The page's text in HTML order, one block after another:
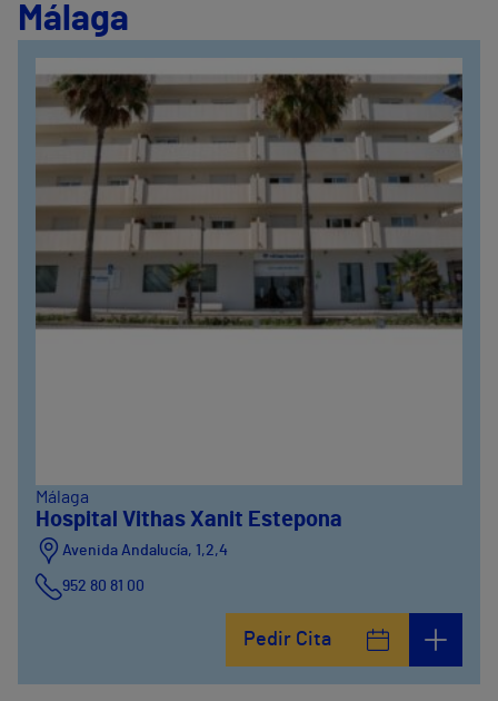
Málaga
Málaga
Hospital Vithas Xanit Estepona
Avenida Andalucía, 1,2,4
952 80 81 00
Pedir Cita